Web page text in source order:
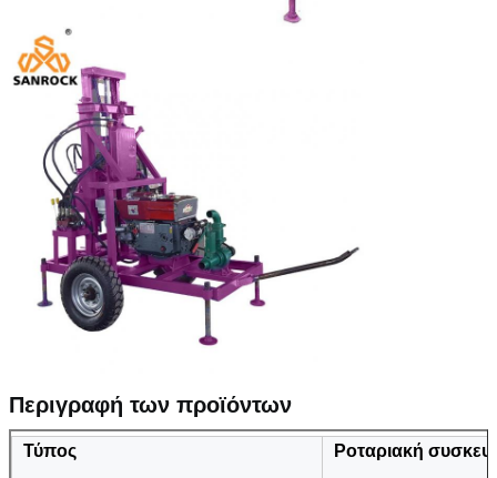
Περιγραφή των προϊόντων
Τύπος Ροταριακή